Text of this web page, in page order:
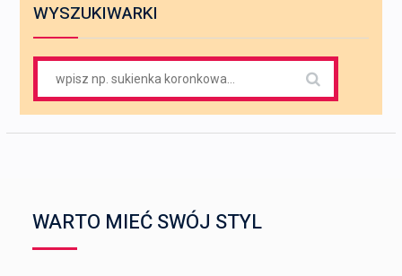
WYSZUKIWARKI
for:
WARTO MIEĆ SWÓJ STYL